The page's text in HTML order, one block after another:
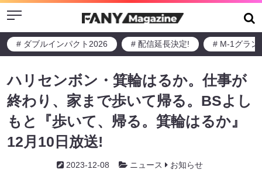
Menu
# ダブルインパクト2026 # 配信延長決定! # M-1グラン
ハリセンボン・箕輪はるか。仕事が
終わり、家まで歩いて帰る。BSよし
もと『歩いて、帰る。箕輪はるか』
12月10日放送!
2023-12-08 ニュース お知らせ